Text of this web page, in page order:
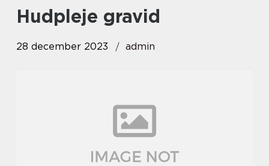
hudpleje gravid
28 december 2023 admin